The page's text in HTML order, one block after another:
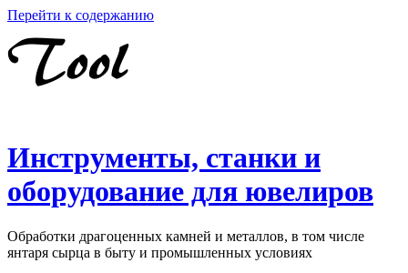
Перейти к содержанию
Инструменты, станки и
оборудование для ювелиров
Обработки драгоценных камней и металлов, в том числе
янтаря сырца в быту и промышленных условиях